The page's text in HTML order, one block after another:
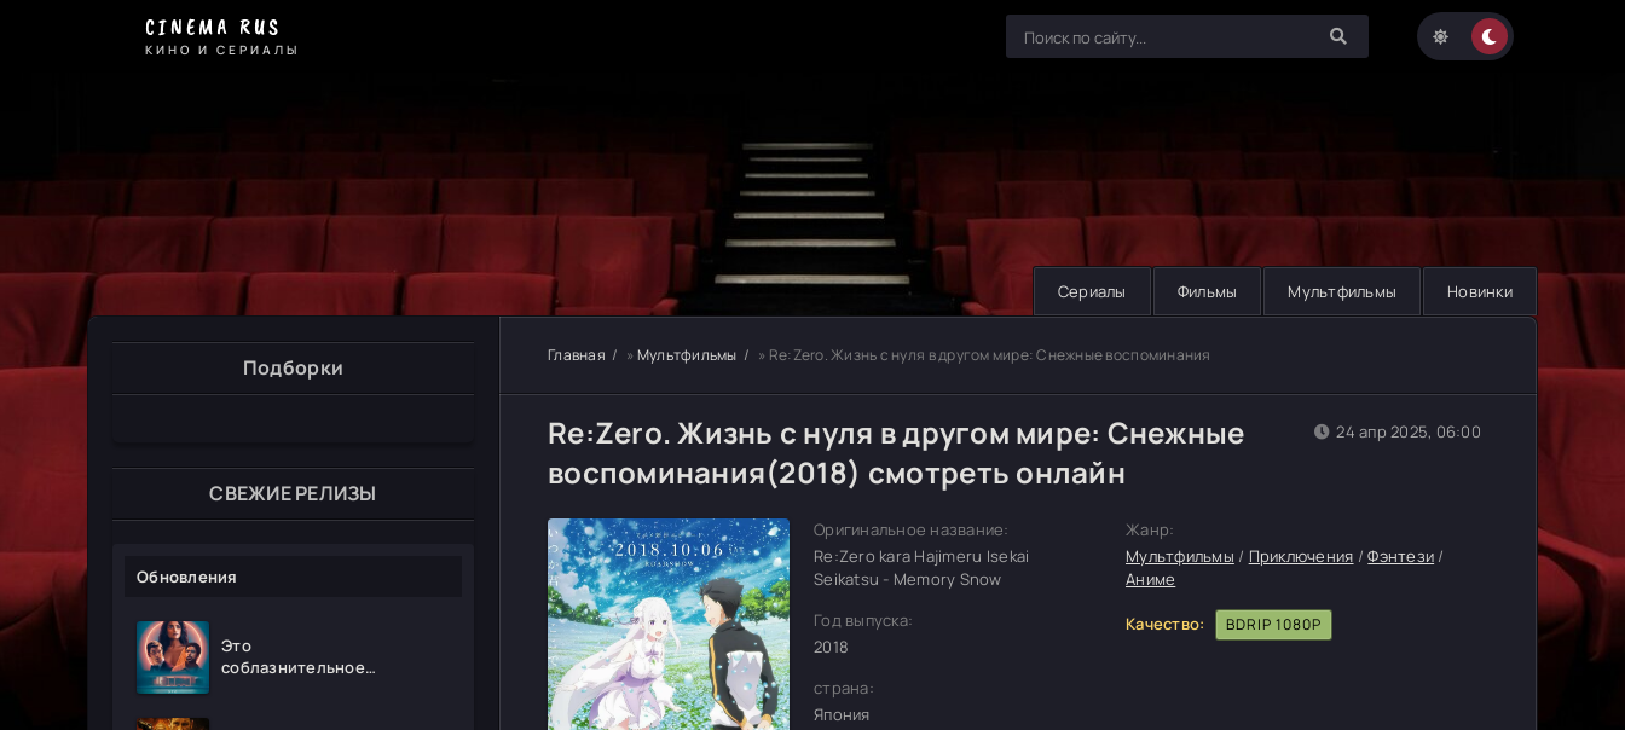
CINEMA RUS
КИНО И СЕРИАЛЫ
Сериалы Фильмы Мультфильмы Новинки
Подборки
СВЕЖИЕ РЕЛИЗЫ
Обновления
Это
соблазнительное
Главная » Мультфильмы » Re:Zero. Жизнь с нуля в другом мире: Снежные воспоминания
Re:Zero. Жизнь с нуля в другом мире: Снежные
воспоминания(2018) смотреть онлайн
Оригинальное название:
Re:Zero kara Hajimeru Isekai
Seikatsu - Memory Snow
Год выпуска:
2018
страна:
Япония
24 апр 2025, 06:00
Жанр:
Мультфильмы / Приключения /Фэнтези /
Аниме
Качество: BDRIP 1080P